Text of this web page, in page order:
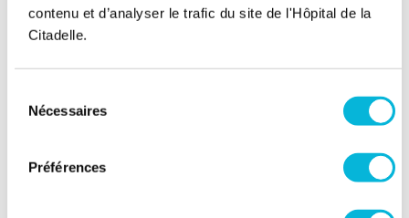
contenu et d’analyser le trafic du site de l'Hôpital de la
Citadelle.
Nécessaires
Préférences
Découvrir la Fondation
Professionnels de la santé